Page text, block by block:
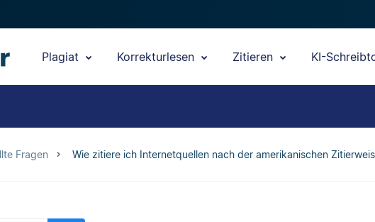
Plagiat Korrekturlesen Zitieren KI-
Fragen Wie zitiere ich Internetquellen nach der amerikanischen